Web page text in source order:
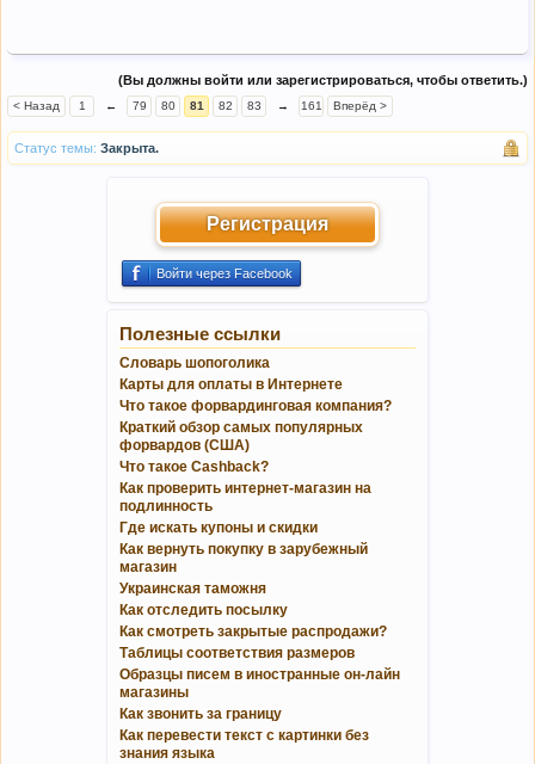
(Вы должны войти или зарегистрироваться, чтобы ответить.)
< Назад 1 ← 79 80 81 82 83 → 161 Вперёд >
Статус темы: Закрыта.
Регистрация
Войти через Facebook
Полезные ссылки
Словарь шопоголика
Карты для оплаты в Интернете
Что такое форвардинговая компания?
Краткий обзор самых популярных
форвардов (США)
Что такое Cashback?
Как проверить интернет-магазин на
подлинность
Где искать купоны и скидки
Как вернуть покупку в зарубежный
магазин
Украинская таможня
Как отследить посылку
Как смотреть закрытые распродажи?
Таблицы соответствия размеров
Образцы писем в иностранные он-лайн
магазины
Как звонить за границу
Как перевести текст с картинки без
знания языка